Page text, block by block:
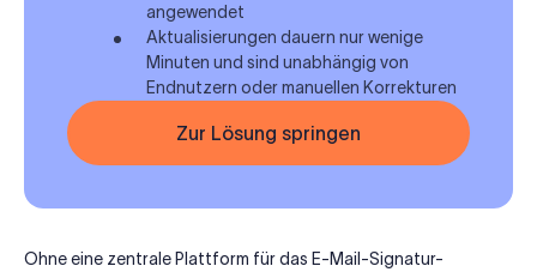
angewendet
Aktualisierungen dauern nur wenige
Minuten und sind unabhängig von
Endnutzern oder manuellen Korrekturen
Zur Lösung springen
Ohne eine zentrale Plattform für das E-Mail-Signatur-